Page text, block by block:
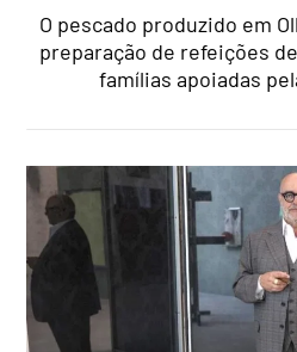
O pescado produzido em
preparação de refeições
famílias apoiadas